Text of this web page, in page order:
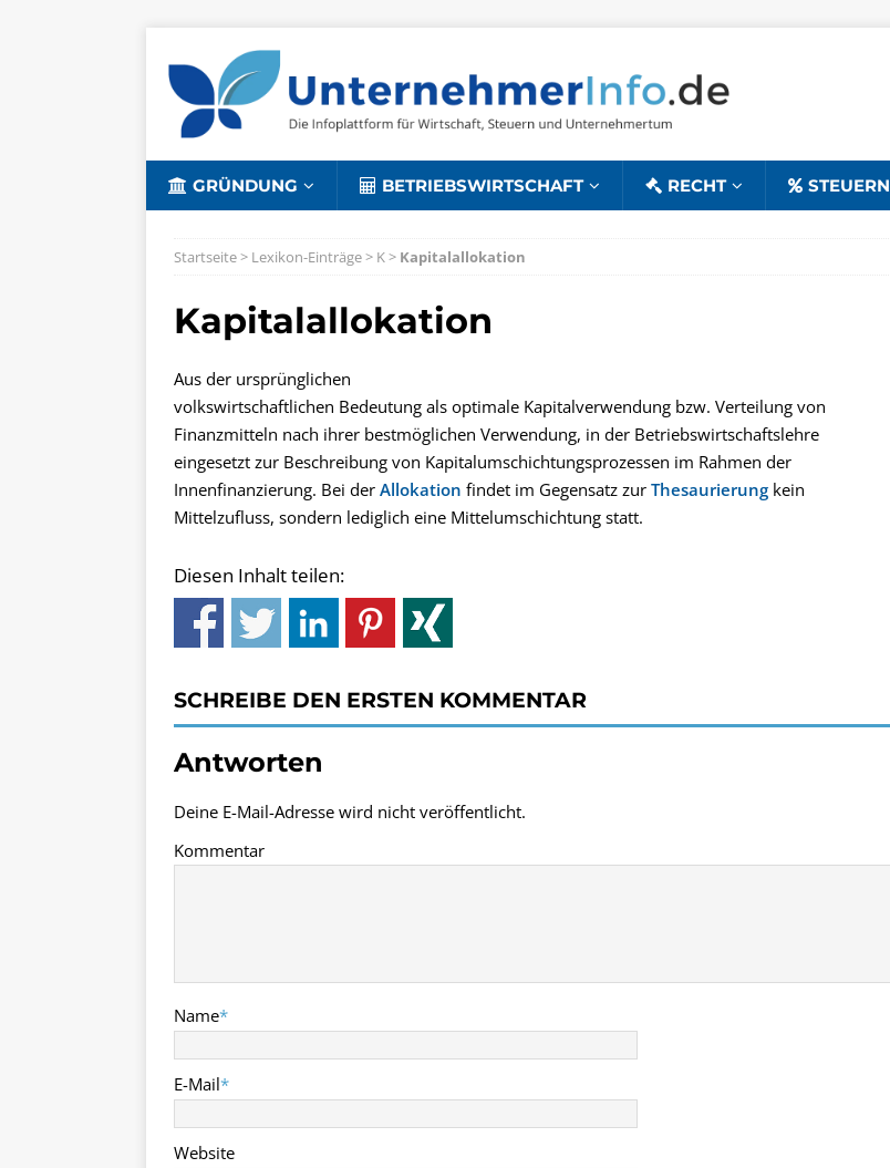
GRÜNDUNG BETRIEBSWIRTSCHAFT RECHT STEUERN
Startseite> Lexikon-Einträge> K> Kapitalallokation
Kapitalallokation
Aus der ursprünglichen
volkswirtschaftlichen Bedeutung als optimale Kapitalverwendung bzw. Verteilung von
Finanzmitteln nach ihrer bestmöglichen Verwendung, in der Betriebswirtschaftslehre
eingesetzt zur Beschreibung von Kapitalumschichtungsprozessen im Rahmen der
Innenfinanzierung. Bei der Allokation findet im Gegensatz zur Thesaurierung kein
Mittelzufluss, sondern lediglich eine Mittelumschichtung statt.
Diesen Inhalt teilen:
SCHREIBE DEN ERSTEN KOMMENTAR
Antworten
Deine E-Mail-Adresse wird nicht veröffentlicht.
Kommentar
Name*
E-Mail*
Website